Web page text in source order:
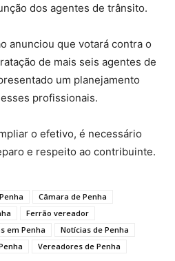
dos agentes de trânsito.
anunciou que votará contra o
de mais seis agentes de
um planejamento
profissionais.
o efetivo, é necessário
e respeito ao contribuinte.
Câmara de Penha
Ferrão vereador
em Penha
Notícias de Penha
Vereadores de Penha